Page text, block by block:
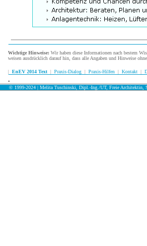
Wichtige Hinweise: Wir haben diese Informationen nach bestem
weisen ausdrücklich darauf hin, dass alle Angaben und Hinweise
| EnEV 2014 Text | Praxis-Dialog | Praxis-Hilfen | Kontakt |
.
© 1999-2024 | Melita Tuschinski, Dipl.-Ing./UT, Freie Architektin,